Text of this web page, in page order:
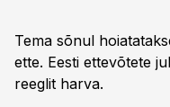
Tema sõnul
ette. Eesti ettevõtete
reeglit harva.